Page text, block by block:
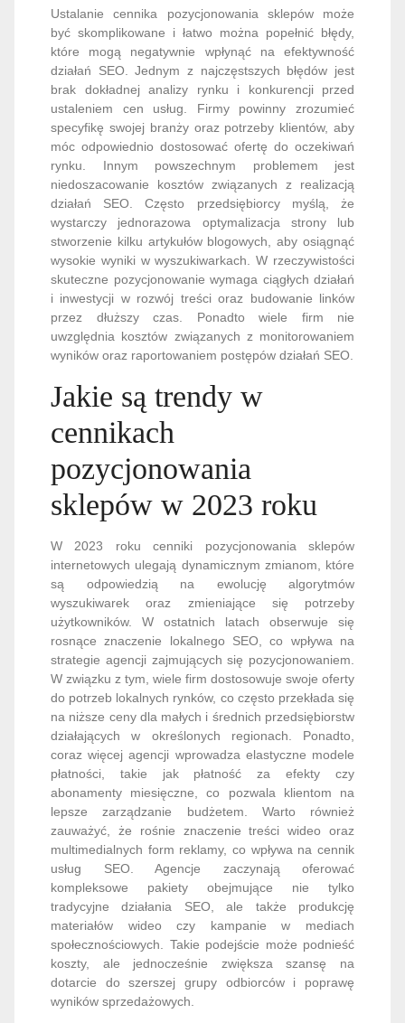
Ustalanie cennika pozycjonowania sklepów może
być skomplikowane i łatwo można popełnić błędy,
które mogą negatywnie wpłynąć na efektywność
działań SEO. Jednym z najczęstszych błędów jest
brak dokładnej analizy rynku i konkurencji przed
ustaleniem cen usług. Firmy powinny zrozumieć
specyfikę swojej branży oraz potrzeby klientów, aby
móc odpowiednio dostosować ofertę do oczekiwań
rynku. Innym powszechnym problemem jest
niedoszacowanie kosztów związanych z realizacją
działań SEO. Często przedsiębiorcy myślą, że
wystarczy jednorazowa optymalizacja strony lub
stworzenie kilku artykułów blogowych, aby osiągnąć
wysokie wyniki w wyszukiwarkach. W rzeczywistości
skuteczne pozycjonowanie wymaga ciągłych działań
i inwestycji w rozwój treści oraz budowanie linków
przez dłuższy czas. Ponadto wiele firm nie
uwzględnia kosztów związanych z monitorowaniem
wyników oraz raportowaniem postępów działań SEO.
Jakie są trendy w
cennikach
pozycjonowania
sklepów w 2023 roku
W 2023 roku cenniki pozycjonowania sklepów
internetowych ulegają dynamicznym zmianom, które
są odpowiedzią na ewolucję algorytmów
wyszukiwarek oraz zmieniające się potrzeby
użytkowników. W ostatnich latach obserwuje się
rosnące znaczenie lokalnego SEO, co wpływa na
strategie agencji zajmujących się pozycjonowaniem.
W związku z tym, wiele firm dostosowuje swoje oferty
do potrzeb lokalnych rynków, co często przekłada się
na niższe ceny dla małych i średnich przedsiębiorstw
działających w określonych regionach. Ponadto,
coraz więcej agencji wprowadza elastyczne modele
płatności, takie jak płatność za efekty czy
abonamenty miesięczne, co pozwala klientom na
lepsze zarządzanie budżetem. Warto również
zauważyć, że rośnie znaczenie treści wideo oraz
multimedialnych form reklamy, co wpływa na cennik
usług SEO. Agencje zaczynają oferować
kompleksowe pakiety obejmujące nie tylko
tradycyjne działania SEO, ale także produkcję
materiałów wideo czy kampanie w mediach
społecznościowych. Takie podejście może podnieść
koszty, ale jednocześnie zwiększa szansę na
dotarcie do szerszej grupy odbiorców i poprawę
wyników sprzedażowych.